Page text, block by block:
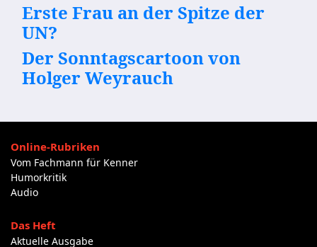
Erste Frau an der Spitze der
UN?
Der Sonntagscartoon von
Holger Weyrauch
Online-Rubriken
Vom Fachmann für Kenner
Humorkritik
Audio
Das Heft
Aktuelle Ausgabe